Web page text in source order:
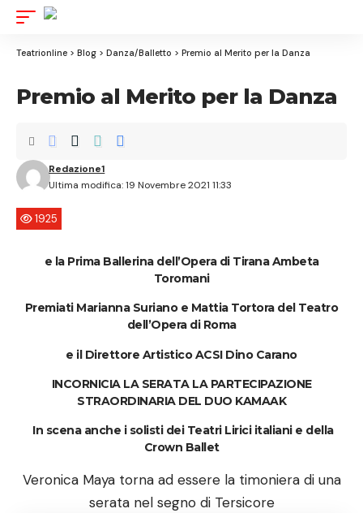
Teatrionline > Blog > Danza/Balletto > Premio al Merito per la Danza
Premio al Merito per la Danza
Ultima modifica: 19 Novembre 2021 11:33
Redazione1
1925
e la Prima Ballerina dell’Opera di Tirana Ambeta
Toromani
Premiati Marianna Suriano e Mattia Tortora del Teatro
dell’Opera di Roma
e il Direttore Artistico ACSI Dino Carano
INCORNICIA LA SERATA LA PARTECIPAZIONE
STRAORDINARIA DEL DUO KAMAAK
In scena anche i solisti dei Teatri Lirici italiani e della
Crown Ballet
Veronica Maya torna ad essere la timoniera di una
serata nel segno di Tersicore